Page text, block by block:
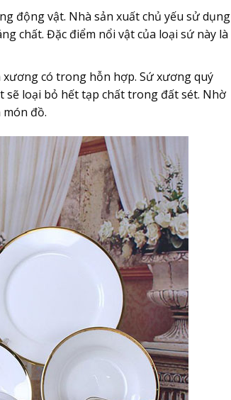
động vật. Nhà sản xuất chủ yếu sử dụng
chất. Đặc điểm nổi vật của loại sứ này là
có trong hỗn hợp. Sứ xương quý
loại bỏ hết tạp chất trong đất sét. Nhờ
đồ.